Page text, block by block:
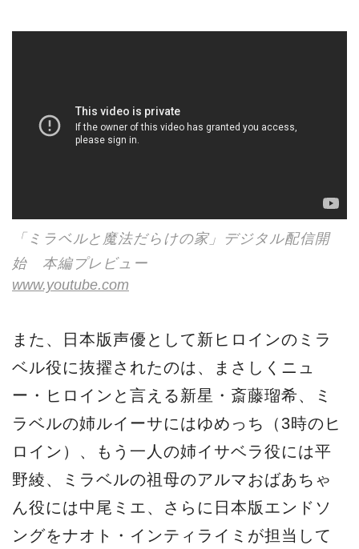
「ミラベルと魔法だらけの家」デジタル配信開
始 本編プレビュー
www.youtube.com
また、日本版声優として新ヒロインのミラ
ベル役に抜擢されたのは、まさしくニュ
ー・ヒロインと言える新星・斎藤瑠希、ミ
ラベルの姉ルイーサにはゆめっち（3時のヒ
ロイン）、もう一人の姉イサベラ役には平
野綾、ミラベルの祖母のアルマおばあちゃ
ん役には中尾ミエ、さらに日本版エンドソ
ングをナオト・インティライミが担当して